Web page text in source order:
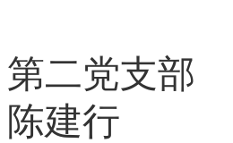
二党支部
建行